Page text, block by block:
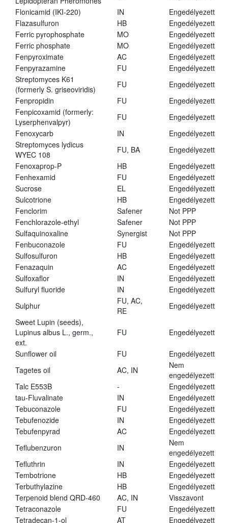
Flonicamid (IKI-220)
IN
Engedélyezett
Flazasulfuron
HB
Engedélyezett
Ferric pyrophosphate
MO
Engedélyezett
Ferric phosphate
MO
Engedélyezett
Fenpyroximate
AC
Engedélyezett
Fenpyrazamine
FU
Engedélyezett
Streptomyces K61
(formerly S. griseoviridis)
FU
Engedélyezett
Fenpropidin
FU
Engedélyezett
Fenpicoxamid (formerly:
Lyserphenvalpyr)
FU
Engedélyezett
Fenoxycarb
IN
Engedélyezett
Streptomyces lydicus
WYEC 108
FU, BA
Engedélyezett
Fenoxaprop-P
HB
Engedélyezett
Fenhexamid
FU
Engedélyezett
Sucrose
EL
Engedélyezett
Sulcotrione
HB
Engedélyezett
Fenclorim
Safener
Not PPP
Fenchlorazole-ethyl
Safener
Not PPP
Sulfaquinoxaline
Synergist
Not PPP
Fenbuconazole
FU
Engedélyezett
Sulfosulfuron
HB
Engedélyezett
Fenazaquin
AC
Engedélyezett
Sulfoxaflor
IN
Engedélyezett
Sulfuryl fluoride
IN
Engedélyezett
Sulphur
FU, AC,
RE
Engedélyezett
Sweet Lupin (seeds),
Lupinus albus L., germ.,
ext.
FU Engedélyezett
Sunflower oil FU
Engedélyezett
Tagetes oil
AC, IN
Nem
engedélyezett
Talc E553B
-
Engedélyezett
tau-Fluvalinate
IN
Engedélyezett
Tebuconazole
FU
Engedélyezett
Tebufenozide
IN
Engedélyezett
Tebufenpyrad
AC
Engedélyezett
Teflubenzuron
IN
Nem
engedélyezett
Tefluthrin
IN
Engedélyezett
Tembotrione
HB
Engedélyezett
Terbuthylazine
HB
Engedélyezett
Terpenoid blend QRD-460
AC, IN
Visszavont
Tetraconazole
FU
Engedélyezett
Tetradecan-1-ol
AT Engedélyezett